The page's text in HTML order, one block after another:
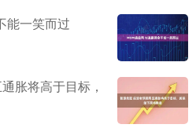
能一笑而过
胀将高于目标，